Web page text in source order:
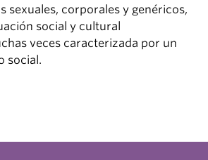
sexuales, corporales y genéricos,
social y cultural
veces caracterizada por un
social.